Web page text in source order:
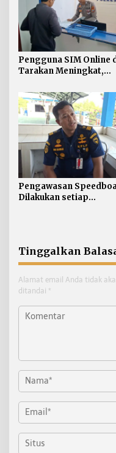
Pengguna SIM Online
Tarakan Meningkat,
Paling Banyak
Pengawasan
Dilakukan setiap
Tinggalkan
Alamat email Anda tidak
ditandai *